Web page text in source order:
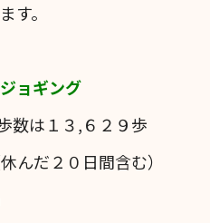
す。
ョギング
は１３,６２９歩
んだ２０日間含む）